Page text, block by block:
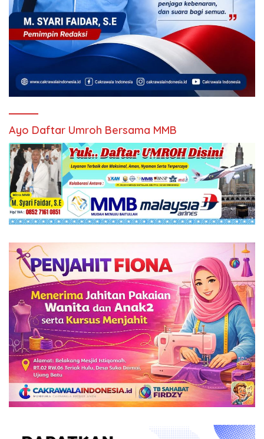
Ayo Daftar Umroh Bersama MMB